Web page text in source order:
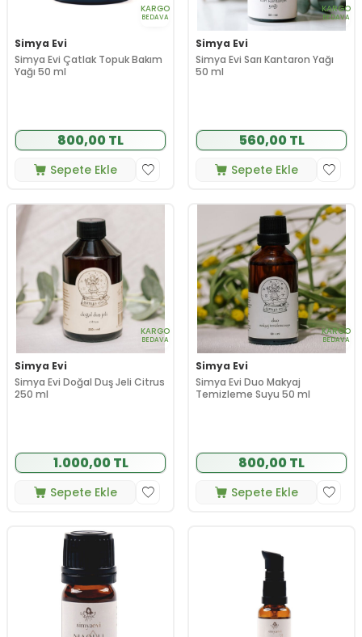
KARGO
BEDAVA
Simya Evi
Simya Evi Çatlak Topuk Bakım
Yağı 50 ml
800,00 TL
Sepete Ekle
KARGO
BEDAVA
Simya Evi
Simya Evi Sarı Kantaron Yağı
50 ml
560,00 TL
Sepete Ekle
KARGO
BEDAVA
Simya Evi
Simya Evi Doğal Duş Jeli Citrus
250 ml
1.000,00 TL
Sepete Ekle
KARGO
BEDAVA
Simya Evi
Simya Evi Duo Makyaj
Temizleme Suyu 50 ml
800,00 TL
Sepete Ekle